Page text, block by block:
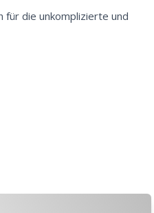
für die unkomplizierte und